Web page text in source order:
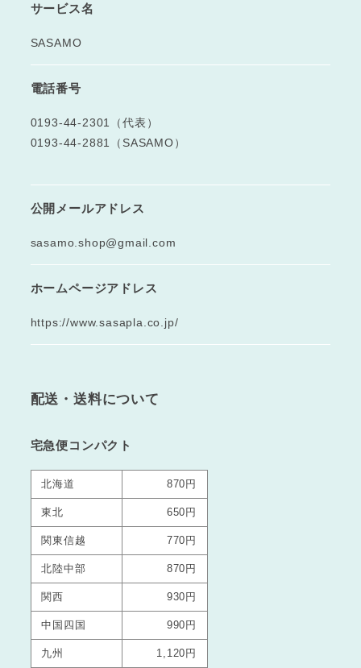
サービス名
SASAMO
電話番号
0193-44-2301（代表）
0193-44-2881（SASAMO）
公開メールアドレス
sasamo.shop@gmail.com
ホームページアドレス
https://www.sasapla.co.jp/
配送・送料について
宅急便コンパクト
北海道 870円
東北 650円
関東信越 770円
北陸中部 870円
関西 930円
中国四国 990円
九州 1,120円